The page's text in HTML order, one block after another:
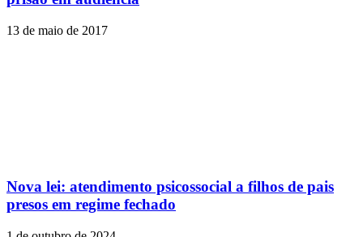
13 de maio de 2017
Nova lei: atendimento psicossocial a filhos de pais
presos em regime fechado